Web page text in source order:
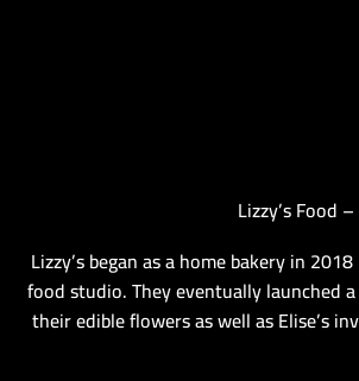
Lizzy’s Food
Lizzy’s began as a home bakery in
food studio. They eventually launched
their edible flowers as well as Elise’s